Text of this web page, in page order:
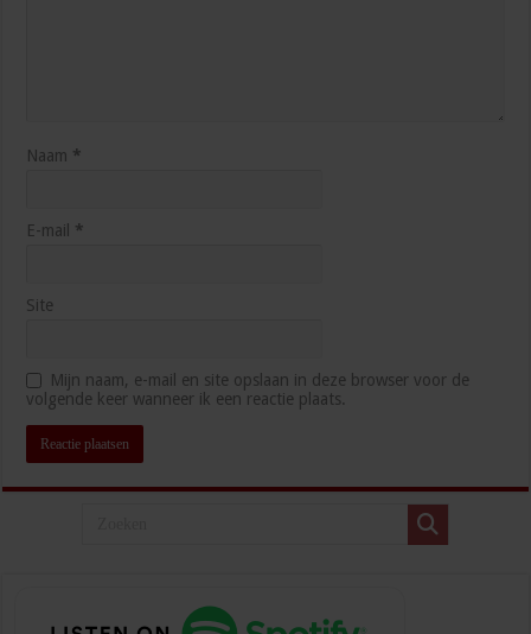
Naam *
E-mail *
Site
Mijn naam, e-mail en site opslaan in deze browser voor de
volgende keer wanneer ik een reactie plaats.